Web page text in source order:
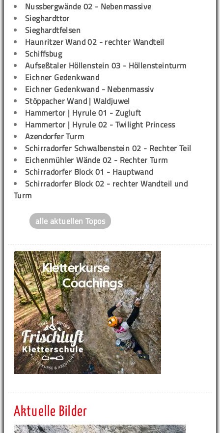
Nussbergwände 02 - Nebenmassive
Sieghardttor
Sieghardtfelsen
Haunritzer Wand 02 - rechter Wandteil
Schiffsbug
Aufseßtaler Höllenstein 03 - Höllensteinturm
Eichner Gedenkwand
Eichner Gedenkwand - Nebenmassiv
Stöppacher Wand | Waldjuwel
Hammertor | Hyrule 01 - Zugluft
Hammertor | Hyrule 02 - Twilight Princess
Azendorfer Turm
Schirradorfer Schwalbenstein 02 - Rechter Teil
Eichenmühler Wände 02 - Rechter Turm
Schirradorfer Block 01 - Hauptwand
Schirradorfer Block 02 - rechter Wandteil und
Turm
alle aktuellen Topos
Aktuelle Bilder